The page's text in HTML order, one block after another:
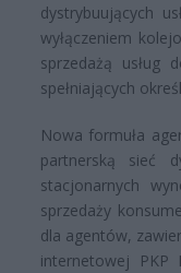
dystrybuujących
wyłączeniem
sprzedażą usług
spełniających
Nowa formuła
partnerską sieć
stacjonarnych
sprzedaży
dla agentów,
internetowej PKP